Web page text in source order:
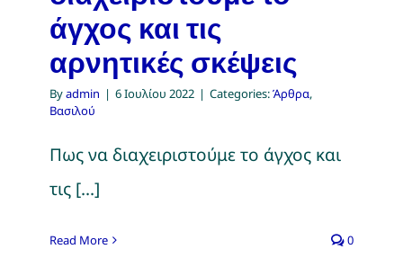
άγχος και τις
αρνητικές σκέψεις
Byadmin | 6 Ιουλίου 2022 | Categories:Άρθρα,
Βασιλού
Πως να διαχειριστούμε το άγχος και
τις [...]
Read More 0